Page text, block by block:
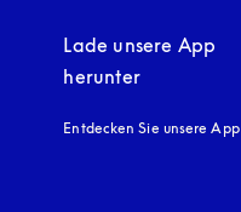
Lade unsere App
herunter
Entdecken Sie unsere App